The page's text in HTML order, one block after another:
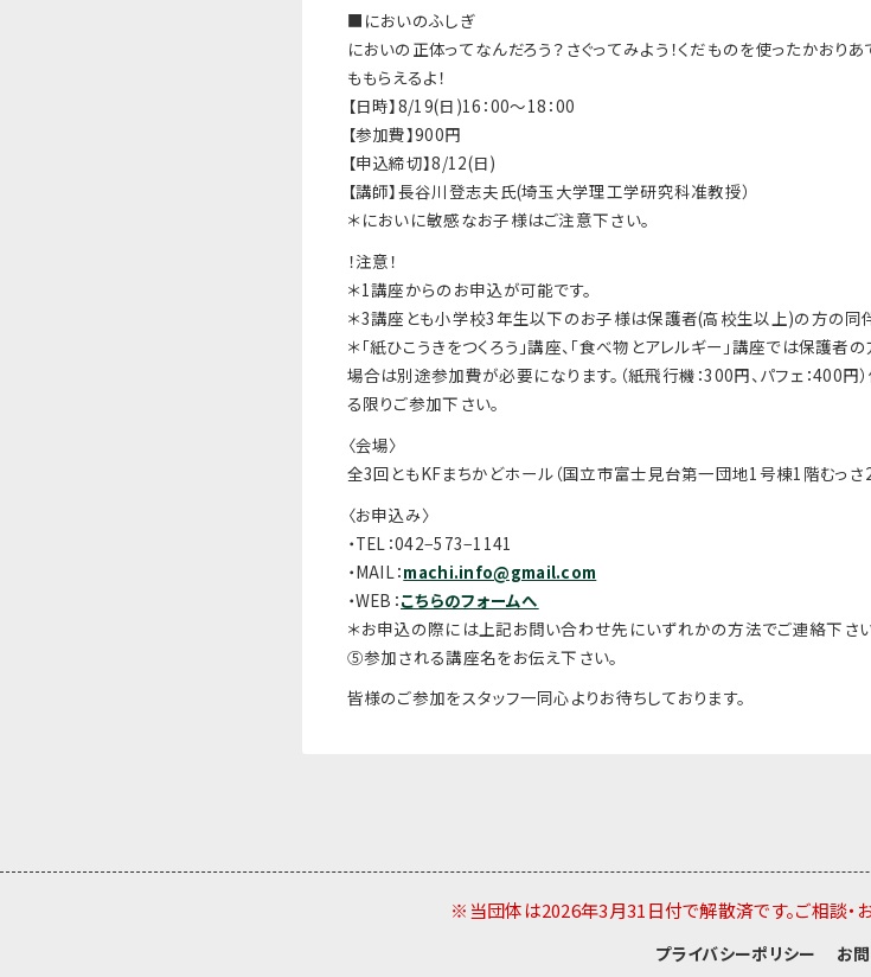
■においのふしぎ
においの正体ってなんだろう？さぐってみよう！くだものを使ったかおりあ
ももらえるよ！
【日時】8/19(日)16：00〜18：00
【参加費】900円
【申込締切】8/12(日)
【講師】長谷川登志夫氏(埼玉大学理工学研究科准教授）
＊においに敏感なお子様はご注意下さい。
！注意！
＊1講座からのお申込が可能です。
＊3講座とも小学校3年生以下のお子様は保護者(高校生以上)の方の同
＊｢紙ひこうきをつくろう｣講座、｢食べ物とアレルギー｣講座では保護者の
場合は別途参加費が必要になります。（紙飛行機：300円、 パフェ：400円
る限りご参加下さい。
〈会場〉
全3回ともKFまちかどホール（国立市富士見台第一団地1号棟1階むっさ
〈お申込み〉
・TEL：042−573−1141
・MAIL：machi.info@gmail.com
・WEB：こちらのフォームへ
＊お申込の際には上記お問い合わせ先にいずれかの方法でご連絡下さ
⑤参加される講座名をお伝え下さい。
皆様のご参加をスタッフ一同心よりお待ちしております。
※当団体は2026年3月31日付で解散済です。ご相談・
プライバシーポリシー お